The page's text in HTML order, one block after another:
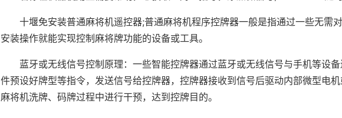
十堰免安装普通麻将机遥控器;普通麻将机程序控牌器一般是指通过一些无需
安装操作就能实现控制麻将牌功能的设备或工具。
蓝牙或无线信号控制原理：一些智能控牌器通过蓝牙或无线信号与手机等设
件预设好牌型等指令，发送信号给控牌器，控牌器接收到信号后驱动内部微型电
麻将机洗牌、码牌过程中进行干预，达到控牌目的。